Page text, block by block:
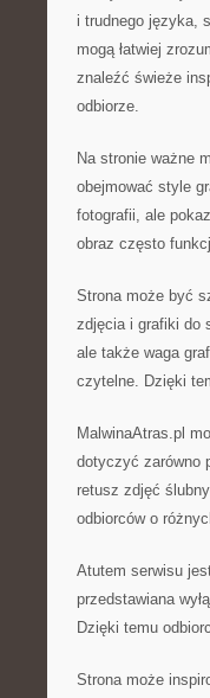
i trudnego języka,
mogą łatwiej
znaleźć świeże
odbiorze.
Na stronie ważne
obejmować style
fotografii, ale
obraz często
Strona może być
zdjęcia i grafiki do
ale także waga
czytelne. Dzięki
MalwinaAtras.pl
dotyczyć zarówno
retusz zdjęć
odbiorców o
Atutem serwisu
przedstawiana
Dzięki temu
Strona może